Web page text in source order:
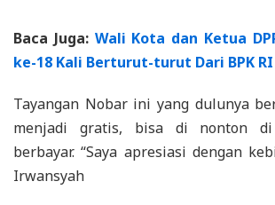
Baca Juga: Wali Kota dan Ketua
ke-18 Kali Berturut-turut Dari BPK RI
Tayangan Nobar ini yang dulunya
menjadi gratis, bisa di nonton
berbayar. “Saya apresiasi dengan
Irwansyah